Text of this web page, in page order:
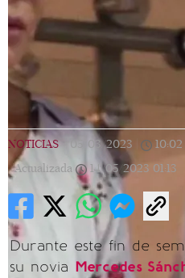
NOTICIAS 05/03/2023 10:02
Actualizada
14/05/2023 01:13
Durante este fin de
su novia Mercedes